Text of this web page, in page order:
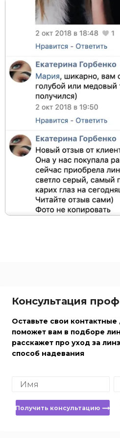
Консультация
Оставьте свои
поможет вам в подборе
расскажет про уход за
способ надевания
Получить консультацию